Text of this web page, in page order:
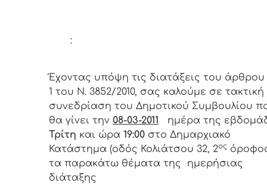
:
Έχοντας υπόψη τις διατάξεις του άρθρου
1 του Ν. 3852/2010, σας καλούμε σε τακτική
συνεδρίαση του Δημοτικού Συμβουλίου
θα γίνει την 08-03-2011 ημέρα της
Τρίτη και ώρα 19:00 στο Δημαρχιακό
Κατάστημα (οδός Κολιάτσου 32, 2ος
τα παρακάτω θέματα της ημερήσιας
διάταξης